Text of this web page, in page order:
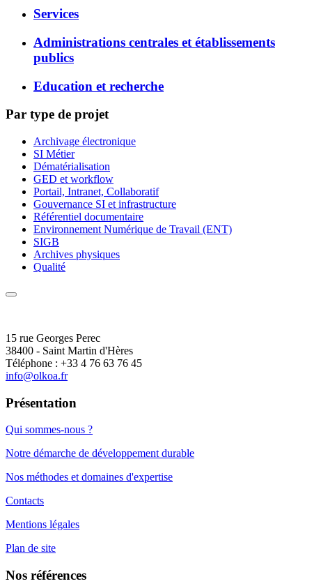
Services
Administrations centrales et établissements
publics
Education et recherche
Par type de projet
Archivage électronique
SI Métier
Dématérialisation
GED et workflow
Portail, Intranet, Collaboratif
Gouvernance SI et infrastructure
Référentiel documentaire
Environnement Numérique de Travail (ENT)
SIGB
Archives physiques
Qualité
15 rue Georges Perec
38400 - Saint Martin d'Hères
Téléphone : +33 4 76 63 76 45
info@olkoa.fr
Présentation
Qui sommes-nous ?
Notre démarche de développement durable
Nos méthodes et domaines d'expertise
Contacts
Mentions légales
Plan de site
Nos références